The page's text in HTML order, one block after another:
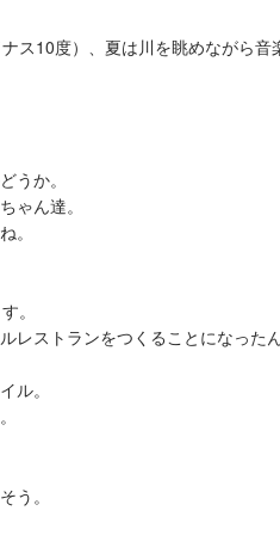
ス10度）、夏は川を眺めながら音
うか。
ゃん達。
。
。
レストランをつくることになった
ル。
う。